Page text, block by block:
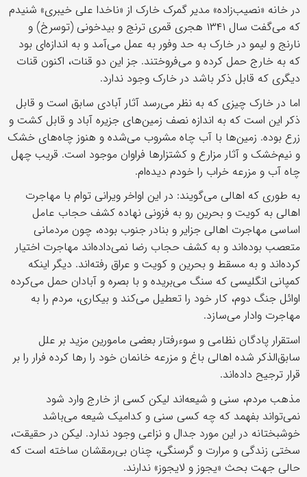
در خانه «نصیب‌زاده» مدیر گمرک خارک از «ناخدا علی خیبری» شنیدم
که می‌گفت سال ۱۳۴۱ هجری قمری ترنج و بیدخونی (توسرخ) و
نارنج و لیمو در خارک به حد وفور به عمل می‌آمد و به اندازه‌ای بود
که به خارج حمل کرده و می‌فروختند. جز این دو قنات، اکنون قنات
دیگری که قابل ذکر باشد در خارک وجود ندارد.
اما در خارک چیزی که به نظر می‌رسد آثار آبادی سابق است و قابل
ذکر این است که به اندازه نصف زمین‌های جزیره آباد و قابل کشت و
زرع بوده. زمین‌ها با آب چاه مشروب می‌شده و هنوز چاه‌های خشک
و نیم‌خشک و آثار مزارع و کشتزارها فراوان موجود است. قریب چهل
چاه آب و مزرعه خراب را خودم دیده‌ام.
به طوری که اهالی می‌گویند: در این اواخر ویرانی توام با مهاجرت
اهالی به کویت و بحرین رو به فزونی نهاده کشف حجاب عامل
اساسی مهاجرت اهالی جزایر و بنادر جنوب بوده، چون مردمانی
متعصب بوده‌اند و به کشف حجاب رضا نمی‌داده‌اند مهاجرت اختیار
کرده‌اند و به مسقط و بحرین و کویت و عراق رفته‌اند. دیگر اینکه
کمپانی انگلیسی که سنگ می‌بریده و با بصره و آبادان حمل می‌کرده
اوائل جنگ دوم، کار خود را تعطیل می‌کند و بیکاری، مردم را به
مهاجرت وادار می‌سازد.
استقرار پادگان نظامی و سوء‌رفتار بعضی مامورین مزید بر علل
سابق‌الذکر شده اهالی باغ و مزرعه خانمان خود را رها کرده فرار را بر
قرار ترجیح داده‌اند.
مذهب مردم، سنی و شیعه‌اند لیکن کسی از خارج وارد شود
نمی‌تواند بفهمد که چه کسی سنی و کدامیک شیعه می‌باشد
خوشبختانه در این مورد جدال و نزاعی وجود ندارد. لیکن در حقیقت،
سختی زندگی و مرارت و گرسنگی، چنان بی‌رمقشان ساخته است که
حالی جهت بحث «یجوز و لایجوز» ندارند.